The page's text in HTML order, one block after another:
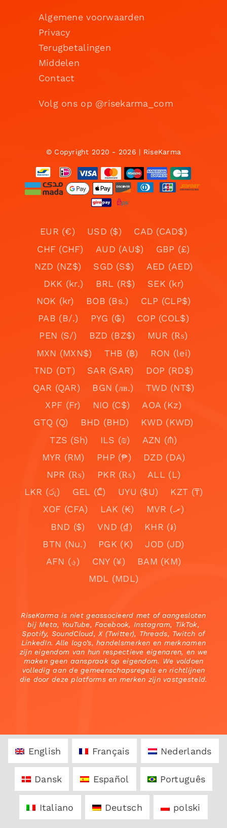
Algemene voorwaarden
Privacy
Terugbetalingen
Middelen
Contact
Volg ons op @risekarma_com
© Copyright 2020 - 2026 | RiseKarma
EUR (€) USD ($)
CAD (CAD$)
CHF (CHF)
AUD (AU$)
GBP (£)
NZD (NZ$)
SGD (S$)
AED (AED)
DKK (kr.)
BRL (R$)
SEK (kr)
NOK (kr)
BOB (Bs.)
CLP (CLP$)
PAB (B/.)
PYG (₲)
COP (COL$)
PEN (S/)
BZD (BZ$)
MUR (₨)
MXN (MXN$)
THB (฿)
RON (lei)
TND (DT)
SAR (SAR)
DOP (RD$)
QAR (QAR)
BGN (лв.)
TWD (NT$)
XPF (Fr)
NIO (C$)
AOA (Kz)
GTQ (Q)
BHD (BHD)
KWD (KWD)
TZS (Sh)
ILS (₪)
AZN (₼)
MYR (RM)
PHP (₱)
DZD (DA)
NPR (₨)
PKR (₨)
ALL (L)
LKR (රු)
GEL (₾) UYU ($U)
KZT (₸)
XOF (CFA)
LAK (₭)
MVR (.ރ)
BND ($)
VND (₫)
KHR (៛)
BTN (Nu.)
PGK (K)
JOD (JD)
AFN (؋)
CNY (¥)
BAM (KM)
MDL (MDL)
RiseKarma is niet geassocieerd met of aangesloten
bij Meta, YouTube, Facebook, Instagram, TikTok,
Spotify, SoundCloud, X (Twitter), Threads, Twitch of
LinkedIn. Alle logo’s, handelsmerken en merknamen
zijn eigendom van hun respectieve eigenaren, en we
maken geen aanspraak op eigendom. We voldoen
volledig aan de gemeenschapsregels en richtlijnen
die door deze platforms en merken zijn vastgesteld.
English Français Nederlands
Dansk Español Português
Italiano Deutsch polski